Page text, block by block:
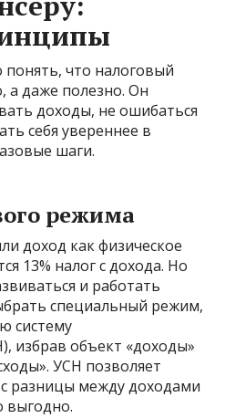
что налоговый
а даже полезно. Он
доходы, не ошибаться
себя увереннее в
шаги.
режима
доход как физическое
13% налог с дохода. Но
и работать
специальный режим,
систему
избрав объект «доходы»
УСН позволяет
разницы между доходами
выгодно.